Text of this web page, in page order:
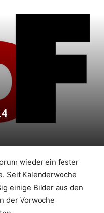
wieder ein fester
Seit Kalenderwoche
einige Bilder aus den
der Vorwoche